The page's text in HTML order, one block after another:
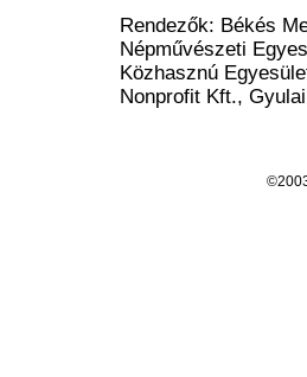
Rendezők: Békés
Népművészeti
Közhasznú
Nonprofit Kft.,